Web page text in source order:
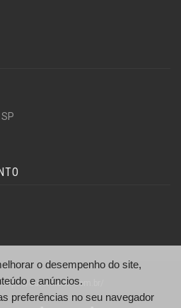
automiami.com.br/
o desempenho do site,
e anúncios.
preferências no seu navegador